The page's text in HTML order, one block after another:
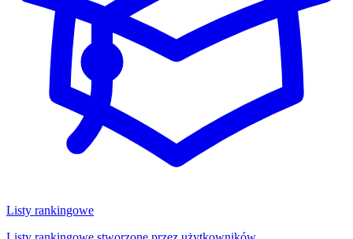
Listy rankingowe